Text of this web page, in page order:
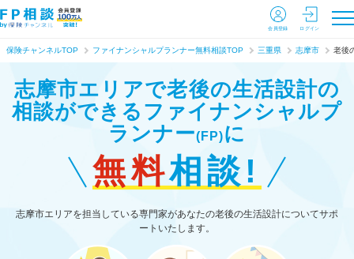
会員登録 ログイン
保険チャンネルTOP ファイナンシャルプランナー無料相談TOP 三重県 志摩市 老後
志摩市エリアで老後の生活設計の
相談ができる ファイナンシャルプ
ランナー(FP)に
無料相談!
志摩市エリアを担当している専門家があなたの老後の生活設計についてサポ
ートいたします。